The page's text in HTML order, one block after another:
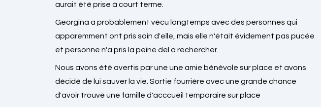
aurait été prise à court terme.
Georgina a probablement vécu longtemps avec des personnes qui
apparemment ont pris soin d'elle, mais elle n'était évidement pas pucée
et personne n'a pris la peine del a rechercher.
Nous avons été avertis par une une amie bénévole sur place et avons
décidé de lui sauver la vie. Sortie fourrière avec une grande chance
d'avoir trouvé une famille d'acccueil temporaire sur place